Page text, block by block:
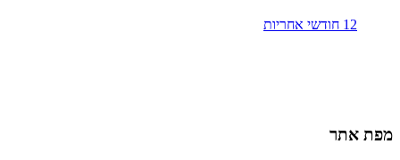
12 חודשי אחריות
מפת אתר